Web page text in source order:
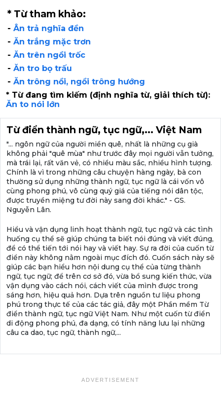
* Từ tham khảo:
- Ân trả nghĩa đền
- Ăn trắng mặc trơn
- Ăn trên ngồi trốc
- Ăn tro bọ trấu
- Ăn trông nồi, ngồi trông hướng
* Từ đang tìm kiếm (định nghĩa từ, giải thích từ):
Ăn to nói lớn
Từ điển thành ngữ, tục ngữ,... Việt Nam
"... ngôn ngữ của người miền quê, nhất là những cụ già
không phải "quê mùa" như trước đây mọi người vẫn tưởng,
mà trái lại, rất văn vẻ, có nhiều màu sắc, nhiều hình tượng.
Chính là vì trong những câu chuyện hàng ngày, bà con
thường sử dụng những thành ngữ, tục ngữ là cái vốn vô
cùng phong phú, vô cùng quý giá của tiếng nói dân tộc,
được truyền miệng tư đời này sang đời khác." - GS.
Nguyễn Lân.
Hiểu và vận dụng linh hoạt thành ngữ, tục ngữ và các tình
huống cụ thể sẽ giúp chúng ta biết nói đúng và viết đúng,
để có thể tiến tới nói hay và viết hay. Sự ra đời của cuốn từ
điển này không nằm ngoài mục đích đó. Cuốn sách này sẽ
giúp các bạn hiểu hơn nội dung cụ thể của từng thành
ngữ, tục ngữ; để trên cơ sở đó, vừa bổ sung kiến thức, vừa
vận dụng vào cách nói, cách viết của mình được trong
sáng hơn, hiệu quả hơn. Dựa trên nguồn tư liệu phong
phú trong thực tế của các tác giả, đây một Phần mềm Từ
điển thành ngữ, tục ngữ Việt Nam. Như một cuốn từ điển
di động phong phú, đa dạng, có tính năng lưu lại những
câu ca dao, tục ngữ, thành ngữ,...